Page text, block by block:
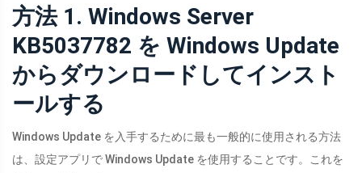
方法 1. Windows Server
KB5037782 を Windows Update
からダウンロードしてインスト
ールする
Windows Update を入手するために最も一般的に使用される方法
は、設定アプリで Windows Update を使用することです。これを